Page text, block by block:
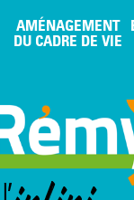
AMÉNAGEMENT
DU CADRE DE VIE